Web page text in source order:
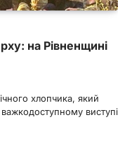
на Рівненщині
хлопчика, який
виступі